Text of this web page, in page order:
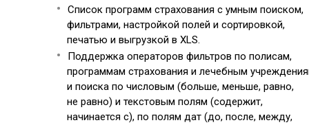
Список программ страхования с умным поиском,
фильтрами, настройкой полей и сортировкой,
печатью и выгрузкой в XLS.
Поддержка операторов фильтров по полисам,
программам страхования и лечебным
и поиска по числовым (больше, меньше, равно,
не равно) и текстовым полям (содержит,
начинается с), по полям дат (до, после, между,